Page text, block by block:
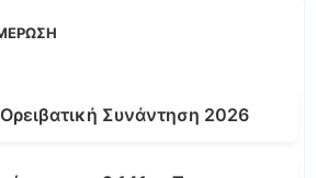
Συνάντηση 2026